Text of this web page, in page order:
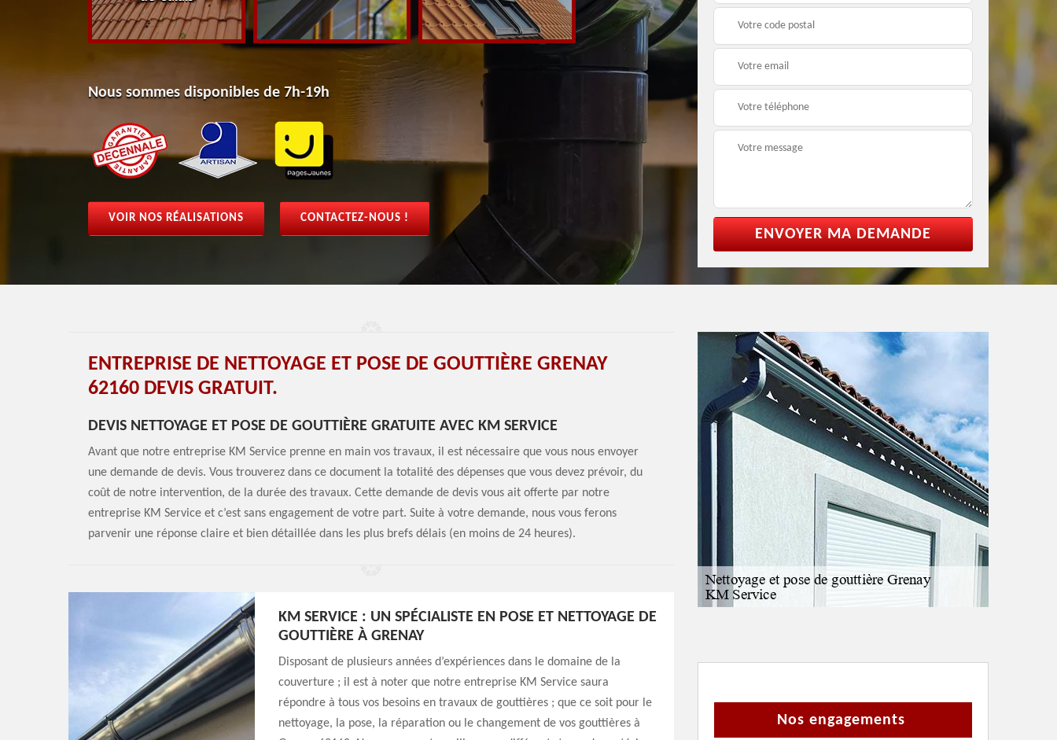
Nous sommes disponibles de 7h-19h
VOIR NOS RÉALISATIONS CONTACTEZ-NOUS !
ENTREPRISE DE NETTOYAGE ET POSE DE GOUTTIÈRE GRENAY
62160 DEVIS GRATUIT.
DEVIS NETTOYAGE ET POSE DE GOUTTIÈRE GRATUITE AVEC KM SERVICE
Avant que notre entreprise KM Service prenne en main vos travaux, il est nécessaire que vous nous envoyer
une demande de devis. Vous trouverez dans ce document la totalité des dépenses que vous devez prévoir, du
coût de notre intervention, de la durée des travaux. Cette demande de devis vous ait offerte par notre
entreprise KM Service et c’est sans engagement de votre part. Suite à votre demande, nous vous ferons
parvenir une réponse claire et bien détaillée dans les plus brefs délais (en moins de 24 heures).
KM SERVICE : UN SPÉCIALISTE EN POSE ET NETTOYAGE DE
GOUTTIÈRE À GRENAY
Disposant de plusieurs années d’expériences dans le domaine de la
couverture ; il est à noter que notre entreprise KM Service saura
répondre à tous vos besoins en travaux de gouttières ; que ce soit pour le
nettoyage, la pose, la réparation ou le changement de vos gouttières à
Nos engagements